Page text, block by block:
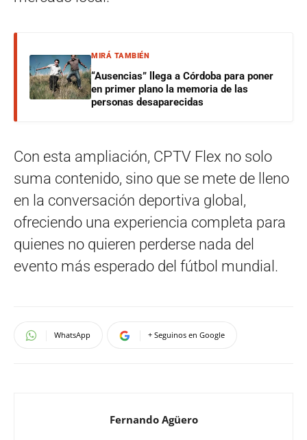
MIRÁ TAMBIÉN
“Ausencias” llega a Córdoba para poner
en primer plano la memoria de las
personas desaparecidas
Con esta ampliación, CPTV Flex no solo
suma contenido, sino que se mete de lleno
en la conversación deportiva global,
ofreciendo una experiencia completa para
quienes no quieren perderse nada del
evento más esperado del fútbol mundial.
WhatsApp + Seguinos en Google
Fernando Agüero